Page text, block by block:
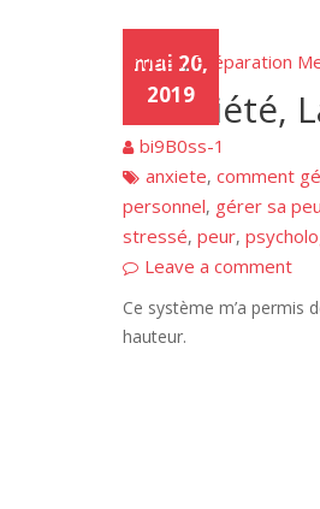
mai 20,
2019
Articles,Préparation
bi9B0ss-1
anxiete, comment
personnel, gérer sa
stressé, peur,
Leave a comment
Ce système m’a permis
hauteur.